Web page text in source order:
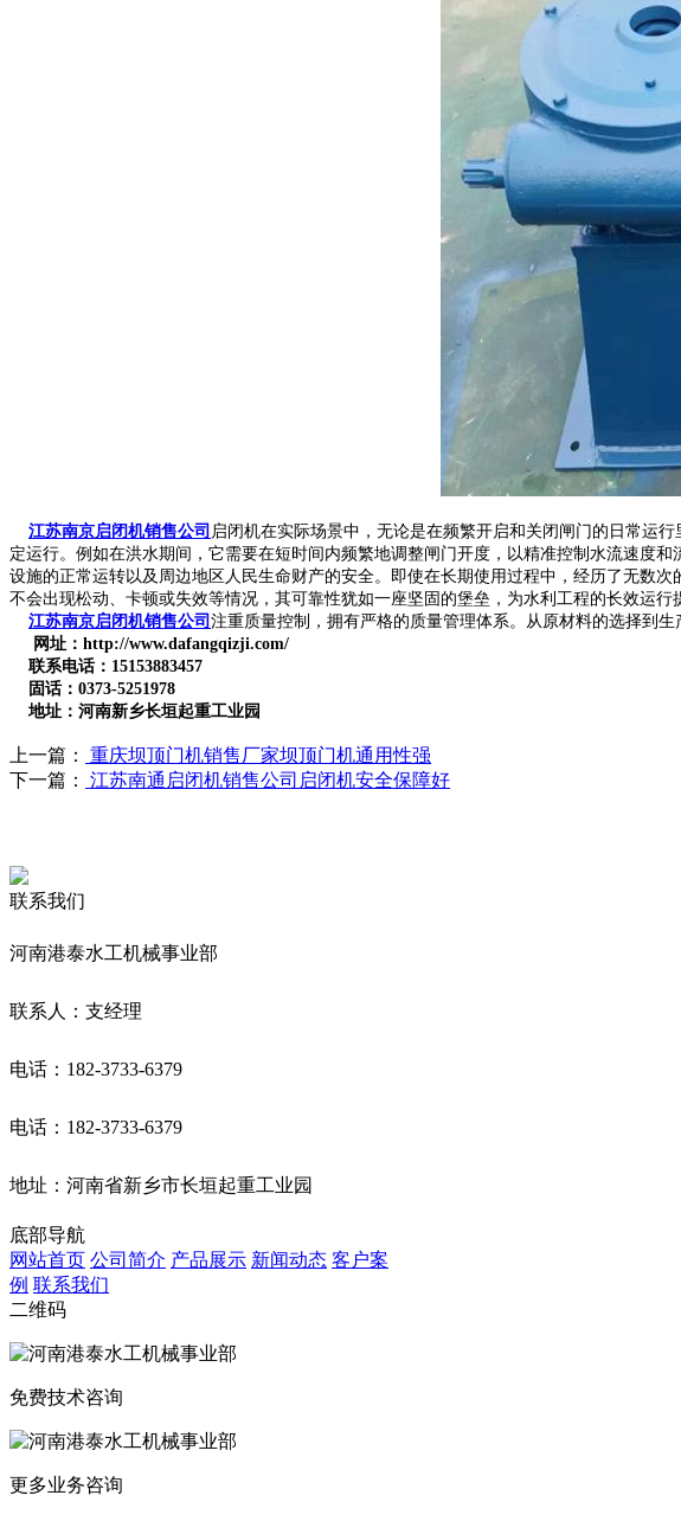
江苏南京启闭机销售公司 启闭机在实际场景中，无论是在频繁开启和关闭闸门的日常运
定运行。例如在洪水期间，它需要在短时间内频繁地调整闸门开度，以精准控制水流速度
设施的正常运转以及周边地区人民生命财产的安全。即使在长期使用过程中，经历了无数
不会出现松动、卡顿或失效等情况，其可靠性犹如一座坚固的堡垒，为水利工程的长效运行
江苏南京启闭机销售公司 注重质量控制，拥有严格的质量管理体系。从原材料的选择到
网址：http://www.dafangqizji.com/
联系电话：15153883457
固话：0373-5251978
地址：河南新乡长垣起重工业园
上一篇：
重庆坝顶门机销售厂家坝顶门机通用性强
下一篇：
江苏南通启闭机销售公司启闭机安全保障好
联系我们
河南港泰水工机械事业部
联系人：支经理
电话：182-3733-6379
电话：182-3733-6379
地址：河南省新乡市长垣起重工业园
底部导航
网站首页 公司简介 产品展示 新闻动态 客户案
例 联系我们
二维码
免费技术咨询
更多业务咨询